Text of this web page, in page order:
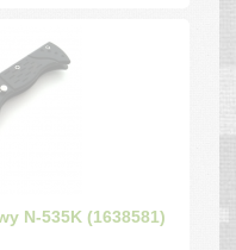
N-535K (1638581)